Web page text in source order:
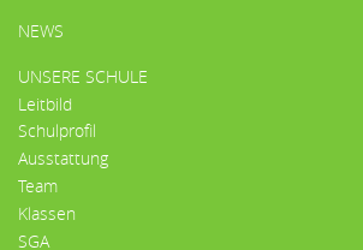
HAUPTMENÜ
NEWS
UNSERE SCHULE
Leitbild
Schulprofil
Ausstattung
Team
Klassen
SGA